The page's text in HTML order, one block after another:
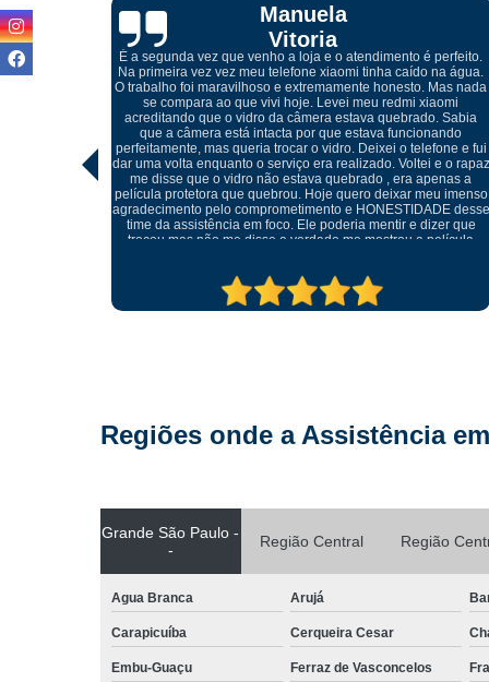
água.
Cibelle
Marques
Atendimento excelente, desde do meu primeiro contato pelo
whatsapp com o Igor, onde me orientou referente a troca da tela
quebrada do meu celular, ótimos profissionais e o melhor, não
foi preciso trocar o display, conseguiu retirar o vidro sem
danificar a peça e realizar somente a troca do mesmo, muito
cuidadosos e atenciosos, meu celular ficou perfeito.
Regiões onde a Assistência
Grande São Paulo -
-
Região Central Região
Agua Branca Arujá
Carapicuíba Cerqueira Cesar
Embu-Guaçu Ferraz de Vasconcelos